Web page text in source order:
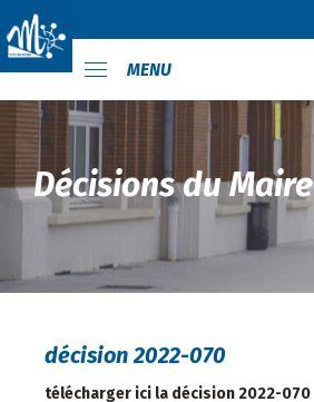
MENU
Décisions du Maire
décision 2022-070
télécharger ici la décision 2022-070